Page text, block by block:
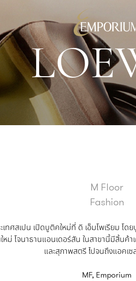
LOE
M Floor
Fashion
เทศสเปน เปิดบูติคใหม่ที่ ดิ เอ็มโพเรียม โ
หม่ โจนาธานแอนเดอร์สัน ในสาขานี้มีสิ้นค้
และสุภาพสตรี ไปจนถึงแอคเซ
MF, Emporium